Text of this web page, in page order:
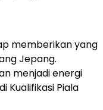
memberikan yang
Jepang.
menjadi energi
Kualifikasi Piala